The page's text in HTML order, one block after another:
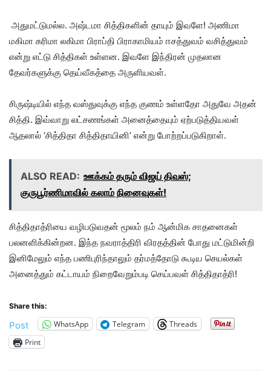
அதுமட்டுமல்ல. அஷ்டமா சித்திகளின் தாயும் இவளே! அணிமா
மகிமா கரிமா லகிமா பிராப்தி பிராகாமியம் ஈசத்துவம் வசித்துவம்
என்று எட்டு சித்திகள் உள்ளன. இவளே இந்திரன் முதலான
தேவர்களுக்கு தெய்வீகத்தை அருளியவள்.
சிருஷ்டியில் எந்த வஸ்துவுக்கு எந்த குணம் உள்ளதோ அதுவே அதன்
சித்தி. இவ்வாறு லட்சணங்கள் அனைத்தையும் ஏற்படுத்தியவள்
ஆதலால் ‘சித்திதா சித்திதாயினி’ என்று போற்றப்படுகிறாள்.
ALSO READ: ஊக்கம் தரும் விஜய் திவஸ்;
குருபூர்ணிமாவில் கலாம் நினைவுகள்!
சித்திதாத்ரியை வழிபடுவதன் மூலம் நம் ஆன்மிக சாதனைகள்
பலனளிக்கின்றன. இந்த நவராத்திரி விரதத்தின் போது மட்டுமின்றி
இனிமேலும் எந்த பணிபுரிந்தாலும் தர்மத்தோடு கூடிய செயல்கள்
அனைத்தும் கட்டாயம் நிறைவேறும்படி செய்பவள் சித்திதாத்ரி!
Share this:
Post WhatsApp Telegram
Threads
Print